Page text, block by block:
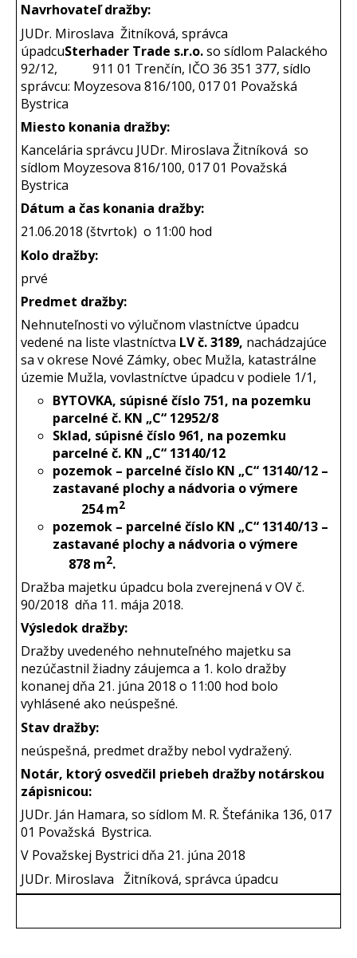
Navrhovateľ dražby:
JUDr. Miroslava Žitníková, správca
úpadcuSterhader Trade s.r.o.so sídlom Palackého
92/12, 911 01 Trenčín, IČO 36 351 377, sídlo
správcu: Moyzesova 816/100, 017 01 Považská
Bystrica
Miesto konania dražby:
Kancelária správcu JUDr. Miroslava Žitníková so
sídlom Moyzesova 816/100, 017 01 Považská
Bystrica
Dátum a čas konania dražby:
21.06.2018 (štvrtok) o 11:00 hod
Kolo dražby:
prvé
Predmet dražby:
Nehnuteľnosti vo výlučnom vlastníctve úpadcu
vedené na liste vlastníctva LV č. 3189, nachádzajúce
sa v okrese Nové Zámky, obec Mužla, katastrálne
územie Mužla, vovlastníctve úpadcu v podiele 1/1,
BYTOVKA, súpisné číslo 751, na pozemku
parcelné č. KN „C“ 12952/8
Sklad, súpisné číslo 961, na pozemku
parcelné č. KN „C“ 13140/12
pozemok – parcelné číslo KN „C“ 13140/12 –
zastavané plochy a nádvoria o výmere
254 m2
pozemok – parcelné číslo KN „C“ 13140/13 –
zastavané plochy a nádvoria o výmere
878 m2.
Dražba majetku úpadcu bola zverejnená v OV č.
90/2018 dňa 11. mája 2018.
Výsledok dražby:
Dražby uvedeného nehnuteľného majetku sa
nezúčastnil žiadny záujemca a 1. kolo dražby
konanej dňa 21. júna 2018 o 11:00 hod bolo
vyhlásené ako neúspešné.
Stav dražby:
neúspešná, predmet dražby nebol vydražený.
Notár, ktorý osvedčil priebeh dražby notárskou
zápisnicou:
JUDr. Ján Hamara, so sídlom M. R. Štefánika 136, 017
01 Považská Bystrica.
V Považskej Bystrici dňa 21. júna 2018
JUDr. Miroslava Žitníková, správca úpadcu